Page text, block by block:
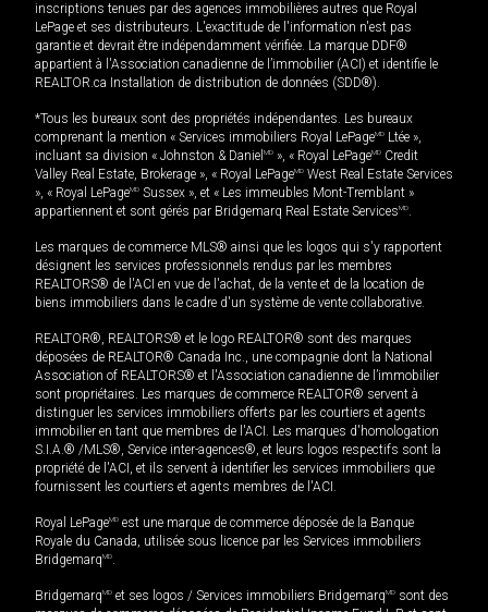
inscriptions tenues par des agences immobilières autres que Royal
LePage et ses distributeurs. L'exactitude de l'information n'est pas
garantie et devrait être indépendamment vérifiée. La marque DDF®
appartient à l'Association canadienne de l’immobilier (ACI) et identifie le
REALTOR.ca Installation de distribution de données (SDD®).
*Tous les bureaux sont des propriétés indépendantes. Les bureaux
comprenant la mention « Services immobiliers Royal LePageMD Ltée »,
incluant sa division « Johnston & Daniel MD », « Royal LePageMD Credit
Valley Real Estate, Brokerage », « Royal LePageMD West Real Estate Services
», « Royal LePageMD Sussex », et « Les immeubles Mont-Tremblant »
appartiennent et sont gérés par Bridgemarq Real Estate ServicesMD.
Les marques de commerce MLS® ainsi que les logos qui s'y rapportent
désignent les services professionnels rendus par les membres
REALTORS® de l'ACI en vue de l'achat, de la vente et de la location de
biens immobiliers dans le cadre d'un système de vente collaborative.
REALTOR®, REALTORS® et le logo REALTOR® sont des marques
déposées de REALTOR® Canada Inc., une compagnie dont la National
Association of REALTORS® et l'Association canadienne de l’immobilier
sont propriétaires. Les marques de commerce REALTOR® servent à
distinguer les services immobiliers offerts par les courtiers et agents
immobilier en tant que membres de l'ACI. Les marques d'homologation
S.I.A.® /MLS®, Service inter-agences®, et leurs logos respectifs sont la
propriété de l'ACI, et ils servent à identifier les services immobiliers que
fournissent les courtiers et agents membres de l'ACI.
Royal LePageMD est une marque de commerce déposée de la Banque
Royale du Canada, utilisée sous licence par les Services immobiliers
BridgemarqMD.
BridgemarqMD et ses logos / Services immobiliers BridgemarqMD sont des